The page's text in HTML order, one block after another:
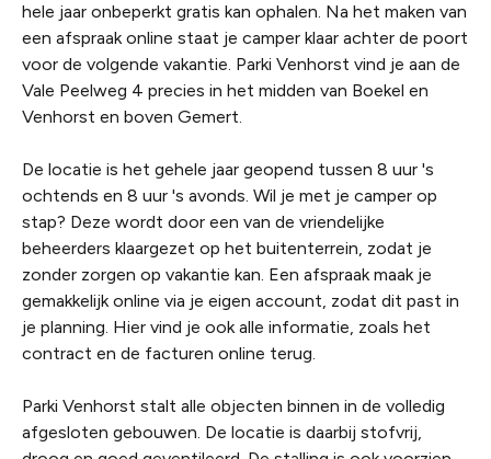
hele jaar onbeperkt gratis kan ophalen. Na het maken van
een afspraak online staat je camper klaar achter de poort
voor de volgende vakantie. Parki Venhorst vind je aan de
Vale Peelweg 4 precies in het midden van Boekel en
Venhorst en boven Gemert.
De locatie is het gehele jaar geopend tussen 8 uur 's
ochtends en 8 uur 's avonds. Wil je met je camper op
stap? Deze wordt door een van de vriendelijke
beheerders klaargezet op het buitenterrein, zodat je
zonder zorgen op vakantie kan. Een afspraak maak je
gemakkelijk online via je eigen account, zodat dit past in
je planning. Hier vind je ook alle informatie, zoals het
contract en de facturen online terug.
Parki Venhorst stalt alle objecten binnen in de volledig
afgesloten gebouwen. De locatie is daarbij stofvrij,